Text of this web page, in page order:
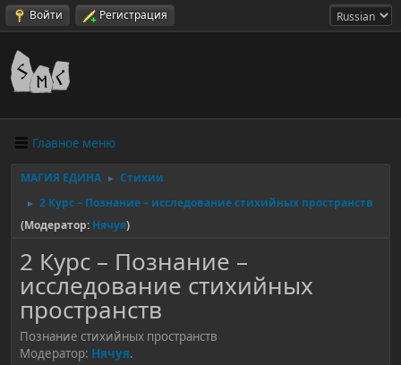
Войти Регистрация
Главное меню
МАГИЯ ЕДИНА ► Стихии
►
2 Курс – Познание – исследование стихийных пространств
(Модератор: Нячуя)
2 Курс – Познание –
исследование стихийных
пространств
Познание стихийных пространств
Модератор: Нячуя.